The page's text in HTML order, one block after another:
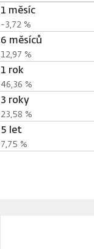
1 měsíc
-3,72 %
6 měsíců
12,97 %
1 rok
46,36 %
3 roky
23,58 %
5 let
7,75 %